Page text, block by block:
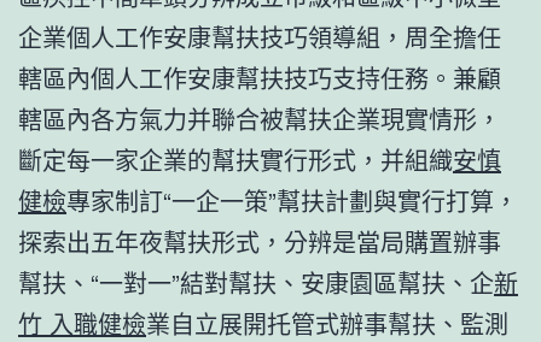
企業個人工作安康幫扶技巧領導組，周全擔任
轄區內個人工作安康幫扶技巧支持任務。兼顧
轄區內各方氣力并聯合被幫扶企業現實情形，
斷定每一家企業的幫扶實行形式，并組織安慎
健檢專家制訂“一企一策”幫扶計劃與實行打算，
探索出五年夜幫扶形式，分辨是當局購置辦事
幫扶、“一對一”結對幫扶、安康園區幫扶、企新
竹 入職健檢業自立展開托管式辦事幫扶、監測